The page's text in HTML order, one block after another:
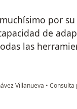
por
de
las
Villanueva • Consulta